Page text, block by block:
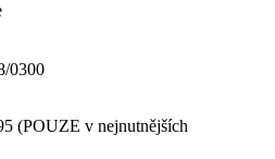
0300
(POUZE v nejnutnějších